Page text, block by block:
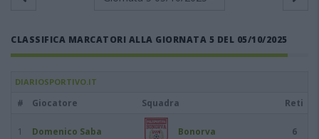
CLASSIFICA MARCATORI ALLA GIORNATA 5 DEL 05/10/2025
DIARIOSPORTIVO.IT
# Giocatore Squadra Reti
1 Domenico Saba Bonorva 6